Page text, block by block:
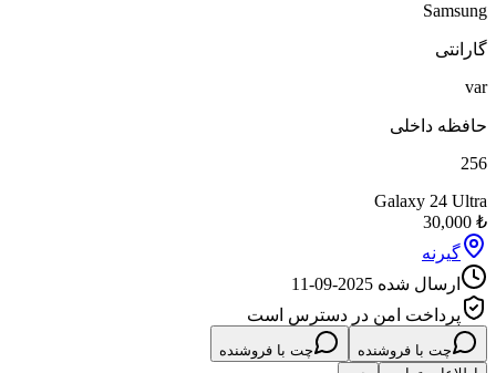
Samsung
گارانتی
var
حافظه داخلی
256
Galaxy 24 Ultra
₺
30,000
گیرنه
ارسال شده 2025-09-11
پرداخت امن در دسترس است
چت با فروشنده
چت با فروشنده